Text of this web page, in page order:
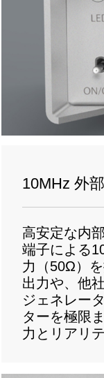
10MHz 外
高安定な内
端子による
力（50Ω）
出力や、他
ジェネレー
ターを極限
力とリアリ